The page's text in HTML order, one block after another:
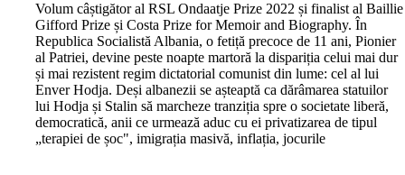
Volum câștigător al RSL Ondaatje Prize 2022 și finalist al Baillie
Gifford Prize și Costa Prize for Memoir and Biography. În
Republica Socialistă Albania, o fetiță precoce de 11 ani, Pionier
al Patriei, devine peste noapte martoră la dispariția celui mai dur
și mai rezistent regim dictatorial comunist din lume: cel al lui
Enver Hodja. Deși albanezii se așteaptă ca dărâmarea statuilor
lui Hodja și Stalin să marcheze tranziția spre o societate liberă,
democratică, anii ce urmează aduc cu ei privatizarea de tipul
„terapiei de șoc", imigrația masivă, inflația, jocurile